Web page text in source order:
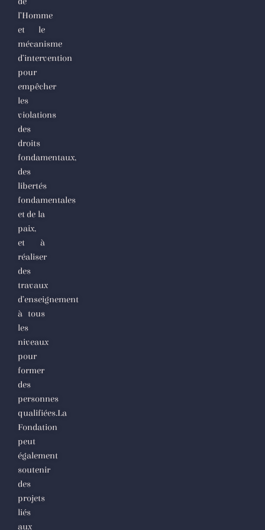
l’Homme
et le
mécanisme
d’intervention
pour
empêcher
les
violations
des
droits
fondamentaux,
des
libertés
fondamentales
et de la
paix,
et à
réaliser
des
travaux
d’enseignement
à tous
les
niveaux
pour
former
des
personnes
qualifiées.La
Fondation
peut
également
soutenir
des
projets
liés
aux